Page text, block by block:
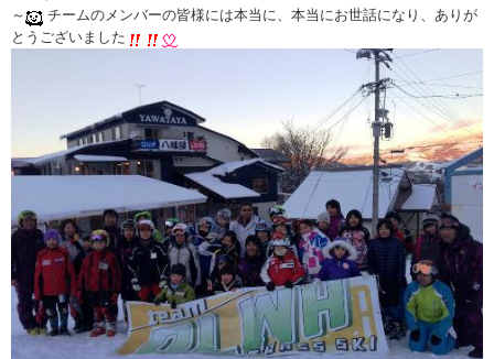
～
チームのメンバーの皆様には本当に、本当にお世話になり、ありが
とうございました